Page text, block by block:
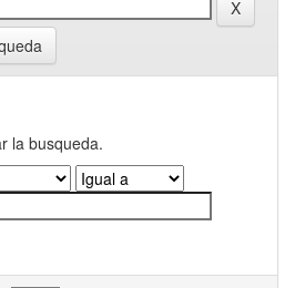
la busqueda.